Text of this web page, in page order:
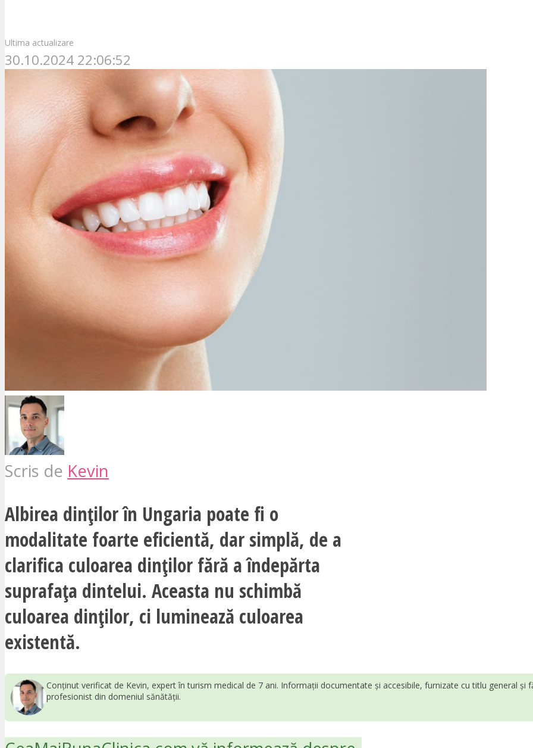
Ultima actualizare
30.10.2024 22:06:52
Scris de Kevin
Albirea dinților în Ungaria poate fi o
modalitate foarte eficientă, dar simplă, de a
clarifica culoarea dinților fără a îndepărta
suprafața dintelui. Aceasta nu schimbă
culoarea dinților, ci luminează culoarea
existentă.
Conținut verificat de Kevin, expert în turism medical de 7 ani. Informații documentate și accesibile, furnizate cu titlu general și
profesionist din domeniul sănătății.